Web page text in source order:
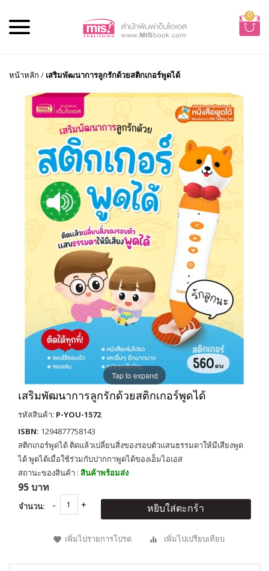
0
หน้าหลัก / เสริมพัฒนาการลูกรักด้วยสติกเกอร์พูดได้
Tap to expand
เสริมพัฒนาการลูกรักด้วยสติกเกอร์พูดได้
รหัสสินค้า: P-YOU-1572
ISBN: 1294877758143
สติกเกอร์พูดได้ ติดแล้วเปลี่ยนสิ่งของรอบตัวแสนธรรมดาให้มีเสียงพูด
ได้ พูดได้เมื่อใช้ร่วมกับปากกาพูดได้ของเอ็มไอเอส
สถานะของสินค้า : สินค้าพร้อมส่ง
95 บาท
จำนวน: หยิบใส่ตะกร้า
เพิ่มไปรายการโปรด เพิ่มไปเปรียบเทียบ